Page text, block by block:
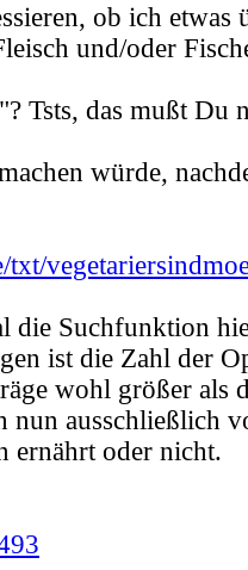
ob ich etwas
und/oder
Tsts, das mußt Du
würde,
txt/
die Suchfunktion
ist die Zahl der
wohl größer als
nun ausschließlich
ernährt oder nicht.